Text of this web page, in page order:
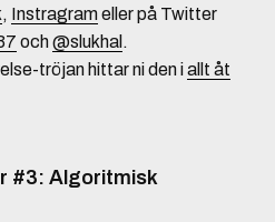
, Instragrameller på Twitter
och@slukhal .
tröjan hittar ni den iallt åt
#3: Algoritmisk